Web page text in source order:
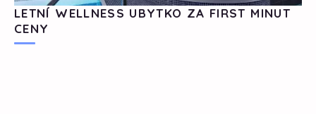
LETNÍ WELLNESS UBYTKO ZA FIRST MINUT
CENY